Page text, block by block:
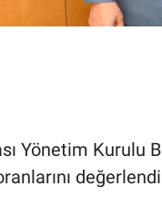
Yönetim Kurulu